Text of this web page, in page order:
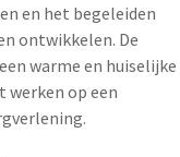
en het begeleiden
ontwikkelen. De
warme en huiselijke
werken op een